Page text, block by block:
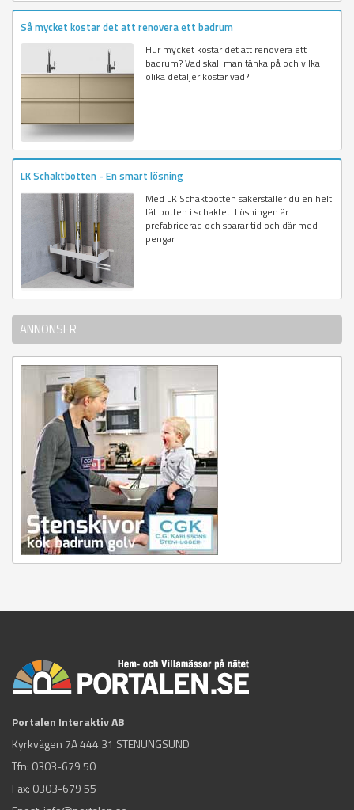
Så mycket kostar det att renovera ett badrum
Hur mycket kostar det att renovera ett
badrum? Vad skall man tänka på och vilka
olika detaljer kostar vad?
LK Schaktbotten - En smart lösning
Med LK Schaktbotten säkerställer du en helt
tät botten i schaktet. Lösningen är
prefabricerad och sparar tid och där med
pengar.
ANNONSER
Portalen Interaktiv AB
Kyrkvägen 7A 444 31 STENUNGSUND
Tfn: 0303-679 50
Fax: 0303-679 55